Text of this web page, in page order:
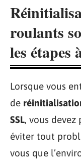
roulants
les étapes
Lorsque vous
de
SSL, vous
éviter tout
vous que